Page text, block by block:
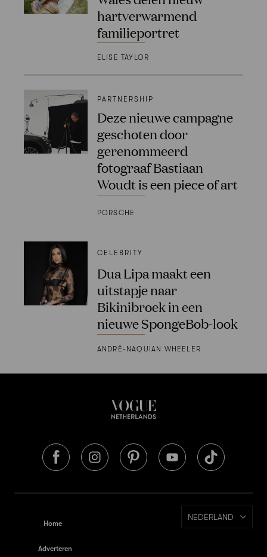
hartverwarmend
familieportret
ELISE TAYLOR
PARTNERSHIP
Deze nieuwe campagne
geschoten door
gerenommeerd
fotograaf Bastiaan
Woudt is een piece of art
PORSCHE
CELEBRITY
Dua Lipa maakt een
uitstapje naar
Bikinibroek in een
nieuwe SpongeBob-look
ANDRÉ-NAQUIAN WHEELER
Home
Adverteren
NEDERLAND